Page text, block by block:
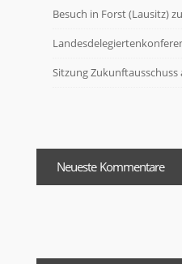
Besuch in Forst (Lausitz)
Sitzung Zukunftausschuss
Neueste Kommentare